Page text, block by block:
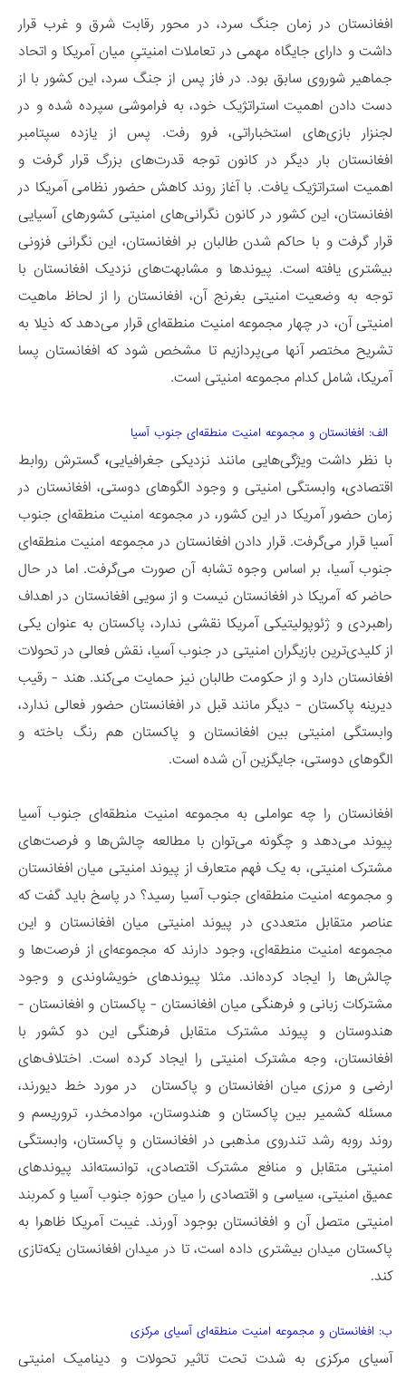
افغانستان در زمان جنگ سرد، در محور رقابت شرق و غرب قرار
داشت و دارای جایگاه مهمی در تعاملات امنیتیِ میان آمریکا و اتحاد
جماهیر شوروی سابق بود. در فاز پس از جنگ سرد، این کشور با از
دست دادن اهمیت استراتژیک خود، به فراموشی سپرده شده و در
لجنزار بازی‌های استخباراتی، فرو رفت. پس از یازده سپتامبر
افغانستان بار دیگر در کانون توجه قدرت‌های بزرگ قرار گرفت و
اهمیت استراتژیک یافت. با آغاز روند کاهش حضور نظامی آمریکا در
افغانستان، این کشور در کانون نگرانی‌های امنیتی کشورهای آسیایی
قرار گرفت و با حاکم شدن طالبان بر افغانستان، این نگرانی فزونی
بیشتری یافته است. پیوندها و مشابهت‌های نزدیک افغانستان با
توجه به وضعیت امنیتی بغرنج آن، افغانستان را از لحاظ ماهیت
امنیتی آن، در چهار مجموعه امنیت منطقه‌ای قرار می‌دهد که ذیلا به
تشریح مختصر آنها می‌پردازیم تا مشخص شود که افغانستان پسا
آمریکا، شامل کدام مجموعه امنیتی‌ است.
الف: افغانستان و مجموعه امنیت منطقه‌ای جنوب آسیا
با نظر داشت ویژگی­‌هایی مانند نزدیکی جغرافیایی،گسترش روابط
اقتصادی، وابستگی امنیتی و وجود الگوهای دوستی، افغانستان در
زمان حضور آمریکا در این کشور، در مجموعه امنیت منطقه‌ای جنوب
آسیا قرار می‌گرفت. قرار دادن افغانستان در مجموعه امنیت منطقه‌ای
جنوب آسیا، بر اساس وجوه تشابه آن صورت می‌گرفت. اما در حال
حاضر که آمریکا در افغانستان نیست و از سویی افغانستان در اهداف
راهبردی و ژئوپولیتیکی آمریکا نقشی ندارد، پاکستان به عنوان یکی
از کلیدی‌ترین بازیگران امنیتی در جنوب آسیا، نقش فعالی در تحولات
افغانستان دارد و از حکومت طالبان نیز حمایت می‌کند. هند - رقیب
دیرینه پاکستان - دیگر مانند قبل در افغانستان حضور فعالی ندارد،
وابستگی امنیتی بین افغانستان و پاکستان هم رنگ باخته و
الگوهای دوستی، جایگزین آن شده است.
افغانستان را چه عواملی به مجموعه امنیت منطقه‌ای جنوب آسیا
پیوند می‌دهد و چگونه می‌توان با مطالعه چالش‌ها و فرصت‌های
مشترک امنیتی، به یک فهم متعارف از پیوند امنیتی میان افغانستان
و مجموعه امنیت منطقه‌ای جنوب آسیا رسید؟ در پاسخ باید گفت که
عناصر متقابل متعددی در پیوند امنیتی میان افغانستان و این
مجموعه امنیت منطقه‌ای، وجود دارند که مجموعه‌ای از فرصت‌ها و
چالش‌ها را ایجاد کرده‌اند. مثلا پیوندهای خویشاوندی و وجود
مشترکات زبانی و فرهنگی میان افغانستان - پاکستان و افغانستان -
هندوستان و پیوند مشترک متقابل فرهنگی این دو کشور با
افغانستان، وجه مشترک امنیتی را ایجاد کرده است. اختلاف‌های
ارضی و مرزی میان افغانستان و پاکستان در مورد خط دیورند،
مسئله کشمیر بین پاکستان و هندوستان، موادمخدر، تروریسم و
روند روبه رشد تندروی مذهبی در افغانستان و پاکستان، وابستگی
امنیتی متقابل و منافع مشترک اقتصادی، توانسته‌اند پیوندهای
عمیق امنیتی، سیاسی و اقتصادی را میان حوزه جنوب آسیا و کمربند
امنیتی متصل آن و افغانستان بوجود آورند. غیبت آمریکا ظاهرا به
پاکستان میدان بیشتری داده است، تا در میدان افغانستان یکه‌­تازی
کند.
ب: افغانستان و مجموعه امنیت منطقه‌ای آسیای مرکزی
آسیای مرکزی به شدت تحت تاثیر تحولات و دینامیک امنیتی